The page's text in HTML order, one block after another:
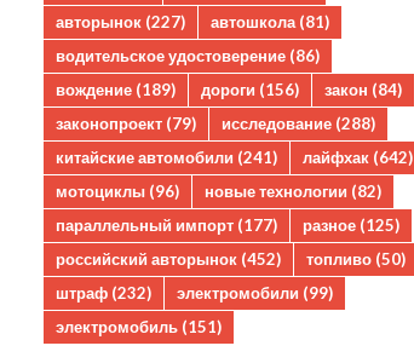
авторынок (227) автошкола (81)
водительское удостоверение (86)
вождение (189) дороги (156) закон (84)
законопроект (79) исследование (288)
китайские автомобили (241) лайфхак (642)
мотоциклы (96) новые технологии (82)
параллельный импорт (177) разное (125)
российский авторынок (452) топливо (50)
штраф (232) электромобили (99)
электромобиль (151)